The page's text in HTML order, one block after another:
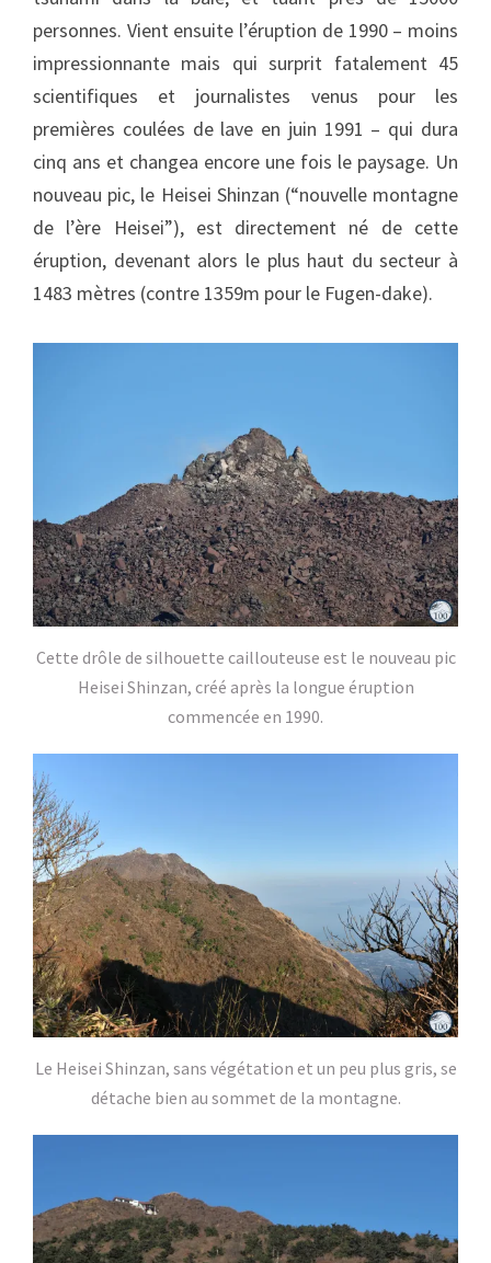
personnes. Vient ensuite l’éruption de 1990 – moins
impressionnante mais qui surprit fatalement 45
scientifiques et journalistes venus pour les
premières coulées de lave en juin 1991 – qui dura
cinq ans et changea encore une fois le paysage. Un
nouveau pic, le Heisei Shinzan (“nouvelle montagne
de l’ère Heisei”), est directement né de cette
éruption, devenant alors le plus haut du secteur à
1483 mètres (contre 1359m pour le Fugen-dake).
Cette drôle de silhouette caillouteuse est le nouveau pic
Heisei Shinzan, créé après la longue éruption
commencée en 1990.
Le Heisei Shinzan, sans végétation et un peu plus gris, se
détache bien au sommet de la montagne.